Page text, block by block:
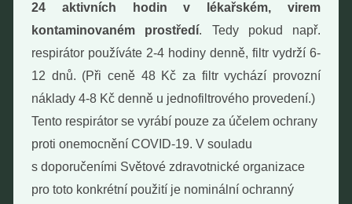
Otevírací doba
Pondělí - Pátek 12:00 - 19:30
Sobota 10:00 - 16:00
Neděle - zavřeno
Provozní informace
Obchodní podmínky
Reklamační formulář
24 aktivních hodin v lékařském, virem
kontaminovaném prostředí. Tedy pokud např.
respirátor používáte 2-4 hodiny denně, filtr vydrží 6-
12 dnů. (Při ceně 48 Kč za filtr vychází provozní
náklady 4-8 Kč denně u jednofiltrového provedení.)
Tento respirátor se vyrábí pouze za účelem ochrany
proti onemocnění COVID-19. V souladu
s doporučeními Světové zdravotnické organizace
pro toto konkrétní použití je nominální ochranný